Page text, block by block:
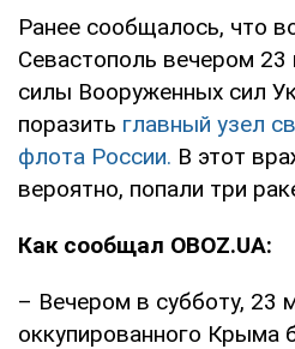
Ранее сообщалось, что
Севастополь вечером
силы Вооруженных сил
поразить главный узел
флота России. В этот
вероятно, попали три
Как сообщал OBOZ.UA:
– Вечером в субботу, 23
оккупированного Крыма